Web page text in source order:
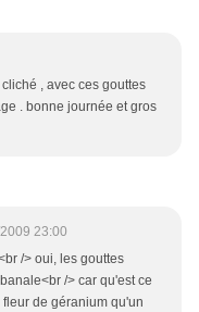
, avec ces gouttes
. bonne journée et gros
23:00
/> oui, les gouttes
/> car qu'est ce
de géranium qu'un